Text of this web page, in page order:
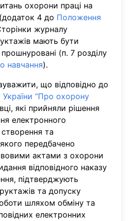
охорони праці на
4 до Положення
журналу
мають бути
(п. 7 розділу
навчання).
що відповідно до
України “Про охорону
які прийняли рішення
електронного
та
передбачено
актами з охорони
відповідного наказу
підтверджують
та допуску
шляхом обміну та
електронних